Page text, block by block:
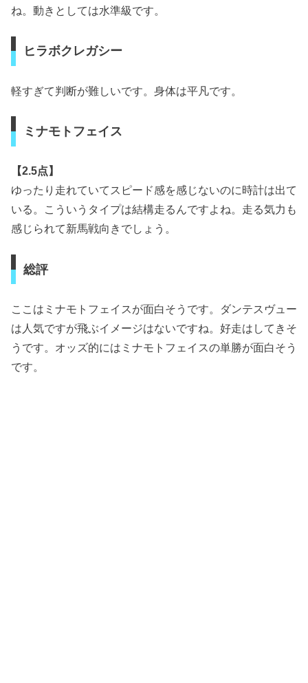
ね。動きとしては水準級です。
ヒラボクレガシー
軽すぎて判断が難しいです。身体は平凡です。
ミナモトフェイス
【2.5点】
ゆったり走れていてスピード感を感じないのに時計は出て
いる。こういうタイプは結構走るんですよね。走る気力も
感じられて新馬戦向きでしょう。
総評
ここはミナモトフェイスが面白そうです。ダンテスヴュー
は人気ですが飛ぶイメージはないですね。好走はしてきそ
うです。オッズ的にはミナモトフェイスの単勝が面白そう
です。